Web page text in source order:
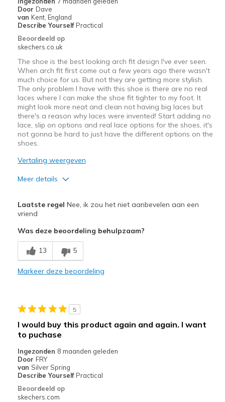
Going Out
Travel
Width
Feels true to width
Sizing
Feels true to size
View On Shoes
I'm Into Shoes
Door Dave
van Kent, England
Describe Yourself Practical
Beoordeeld op
skechers.co.uk
The shoe is the best looking arch fit design I've ever seen.
When arch fit first come out a few years ago there wasn't
much choice for us. But not they are getting more stylish.
The only problem I have with this shoe is there are no real
laces where I can make the shoe fit tighter to my foot. It
might look more neat and clean not having big laces but
there's a reason why laces were invented! Start adding no
lace, slip on options and real lace options for the shoes, it's
not gonna be hard to just have the different options on the
shoes.
Vertaling weergeven
Meer details
Attractive Design
Comfortable
Stylish
Minpunten
Beste toepassingen
Casual Wear
Travel
Width
Sizing
Laatste regel Nee, ik zou het niet aanbevelen aan een
vriend
Was deze beoordeling behulpzaam?
13 5
Markeer deze beoordeling
5
I would buy this product again and again. I want
to puchase
Ingezonden 8 maanden geleden
Door FRY
van Silver Spring
Describe Yourself Practical
Beoordeeld op
skechers.com